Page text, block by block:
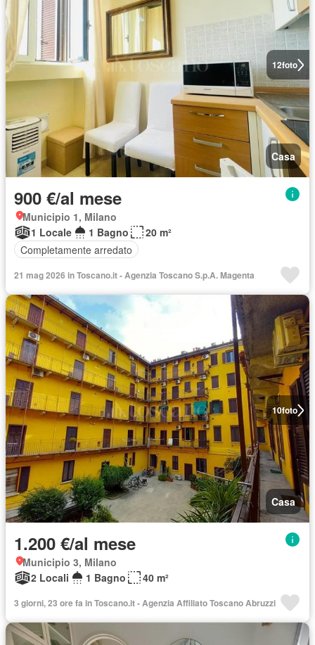
12foto
Casa
900 €/al mese
Municipio 1, Milano
1 Locale
1 Bagno
20 m²
Completamente arredato
21 mag 2026 in Toscano.it - Agenzia Toscano S.p.A. Magenta
10foto
Casa
1.200 €/al mese
Municipio 3, Milano
2 Locali
1 Bagno 40 m²
3 giorni, 23 ore fa in Toscano.it - Agenzia Affiliato Toscano Abruzzi